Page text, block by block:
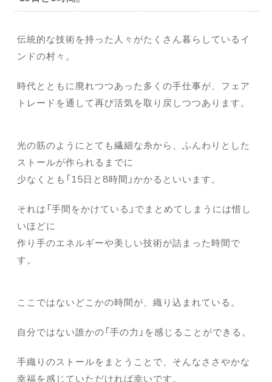
伝統的な技術を持った人々がたくさん暮らしているイ
ンドの村々。
時代とともに廃れつつあった多くの手仕事が、フェア
トレードを通して再び活気を取り戻しつつあります。
光の筋のようにとても繊細な糸から、ふんわりとした
ストールが作られるまでに
少なくとも「15日と8時間」かかるといいます。
それは「手間をかけている」でまとめてしまうには惜し
いほどに
作り手のエネルギーや美しい技術が詰まった時間で
す。
ここではないどこかの時間が、織り込まれている。
自分ではない誰かの「手の力」を感じることができる。
手織りのストールをまとうことで、そんなささやかな
幸福を感じていただければ幸いです。